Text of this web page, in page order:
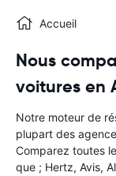
Accueil
Nous
voitures en
Notre moteur de
plupart des
Comparez toutes
que ; Hertz, Avis,